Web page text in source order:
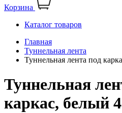
Корзина
Каталог товаров
Главная
Туннельная лента
Туннельная лента под
Туннельная
каркас, белый